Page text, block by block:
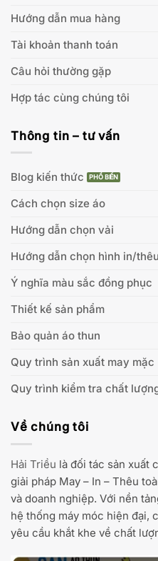
Hướng dẫn mua hàng
Tài khoản thanh toán
Câu hỏi thường gặp
Hợp tác cùng chúng tôi
Thông tin – tư vấn
Blog kiến thức
Cách chọn size áo
Hướng dẫn chọn vải
Hướng dẫn chọn hình in/thêu
Ý nghĩa màu sắc đồng phục
Thiết kế sản phẩm
Bảo quản áo thun
Quy trình sản xuất may mặc
Quy trình kiểm tra chất
Về chúng tôi
Hải Triều là đối tác sản xuất
giải pháp May – In – Thêu
và doanh nghiệp. Với nền
hệ thống máy móc hiện đại,
yêu cầu khắt khe về chất